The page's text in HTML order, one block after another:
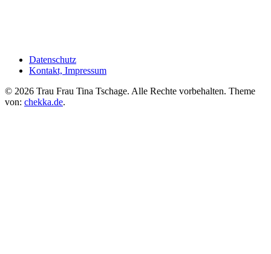
Datenschutz
Kontakt, Impressum
© 2026 Trau Frau Tina Tschage. Alle Rechte vorbehalten. Theme
von: chekka.de.